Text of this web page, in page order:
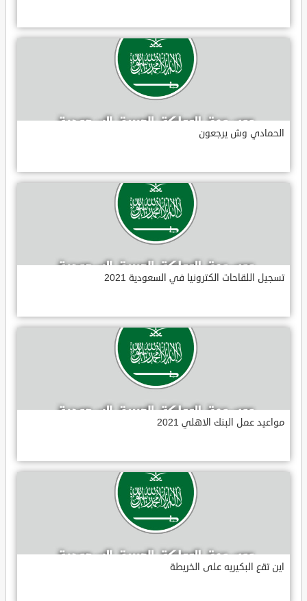
الحمادي وش يرجعون
تسجيل اللقاحات الكترونيا في السعودية 2021
مواعيد عمل البنك الاهلي 2021
اين تقع البكيريه على الخريطة